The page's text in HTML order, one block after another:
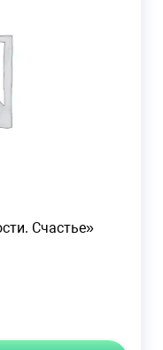
Счастье»